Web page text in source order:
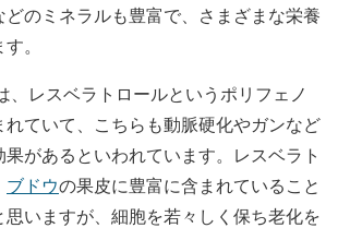
どのミネラルも豊富で、さまざまな栄養
。
、レスベラトロールというポリフェノ
れていて、こちらも動脈硬化やガンなど
があるといわれています。レスベラト
ブドウの果皮に豊富に含まれていること
いますが、細胞を若々しく保ち老化を